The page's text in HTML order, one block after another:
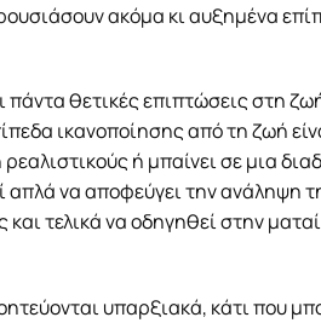
ακόμα κι αυξημένα
θετικές επιπτώσεις στη
ικανοποίησης από τη ζωή
ή μπαίνει σε μια
απλά να αποφεύγει την ανάληψη
τελικά να οδηγηθεί στην
υπαρξιακά, κάτι που